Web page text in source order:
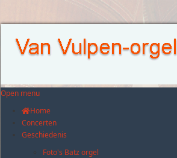
Open menu
Home
Concerten
Geschiedenis
Foto's Batz orgel